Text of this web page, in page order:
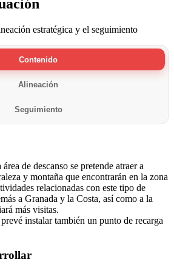
estratégica y el seguimiento
Contenido
Alineación
Seguimiento
de descanso se pretende atraer a
y montaña que encontrarán en la zona
relacionadas con este tipo de
a Granada y la Costa, así como a la
más visitas.
instalar también un punto de recarga